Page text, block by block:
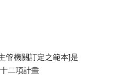
管機關訂定之範本]是
二項計畫